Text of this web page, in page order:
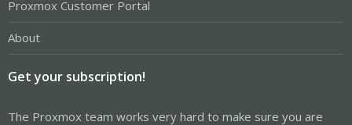
Proxmox Customer Portal
About
Get your subscription!
The Proxmox team works very hard to make sure you are